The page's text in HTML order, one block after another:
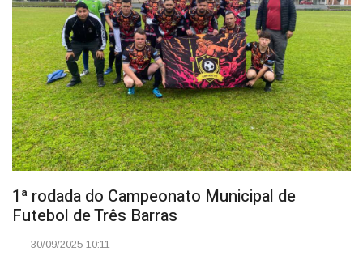
1ª rodada do Campeonato Municipal de
Futebol de Três Barras
30/09/2025 10:11